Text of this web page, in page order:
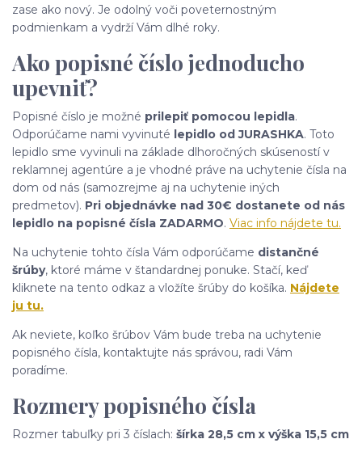
zase ako nový. Je odolný voči poveternostným
podmienkam a vydrží Vám dlhé roky.
Ako popisné číslo jednoducho
upevniť?
Popisné číslo je možné prilepiť pomocou lepidla.
Odporúčame nami vyvinuté lepidlo od JURASHKA. Toto
lepidlo sme vyvinuli na základe dlhoročných skúseností v
reklamnej agentúre a je vhodné práve na uchytenie čísla na
dom od nás (samozrejme aj na uchytenie iných
predmetov). Pri objednávke nad 30€ dostanete od nás
lepidlo na popisné čísla ZADARMO. Viac info nájdete tu.
Na uchytenie tohto čísla Vám odporúčame distančné
šrúby, ktoré máme v štandardnej ponuke. Stačí, keď
kliknete na tento odkaz a vložíte šrúby do košíka. Nájdete
ju tu.
Ak neviete, koľko šrúbov Vám bude treba na uchytenie
popisného čísla, kontaktujte nás správou, radi Vám
poradíme.
Rozmery popisného čísla
Rozmer tabuľky pri 3 číslach: šírka 28,5 cm x výška 15,5 cm